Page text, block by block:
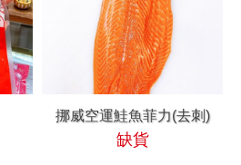
挪威空運鮭魚菲力(去刺)
缺貨